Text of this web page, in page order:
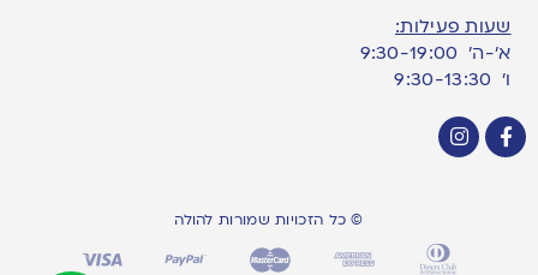
שעות פעילות:
א’-ה’ 9:30-19:00
ו׳ 9:30-13:30
© כל הזכויות שמורות להולה